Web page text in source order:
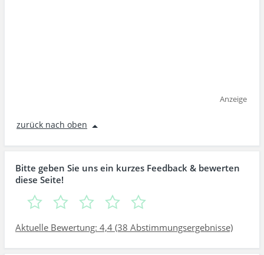
Anzeige
zurück nach oben
Bitte geben Sie uns ein kurzes Feedback & bewerten
diese Seite!
Aktuelle Bewertung: 4,4 (38 Abstimmungsergebnisse)